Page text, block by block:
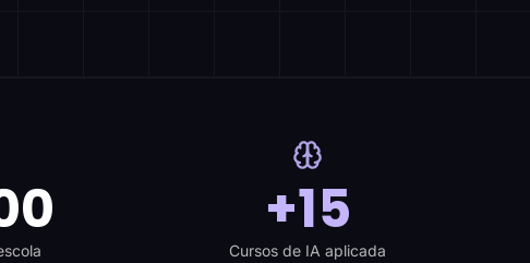
+15
Cursos de IA aplicada